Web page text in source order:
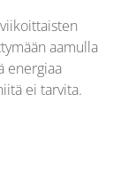
aamulla
energiaa
ei tarvita.